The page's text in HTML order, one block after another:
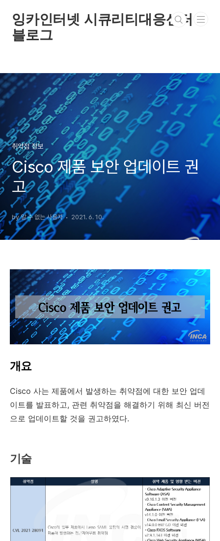
잉카인터넷 시큐리티대응센터
블로그
취약점 정보
Cisco 제품 보안 업데이트 권
고
by 알 수 없는 사용자 2021. 6. 10.
개요
Cisco 사는 제품에서 발생하는 취약점에 대한 보안 업데
이트를 발표하고, 관련 취약점을 해결하기 위해 최신 버전
으로 업데이트할 것을 권고하였다.
기술